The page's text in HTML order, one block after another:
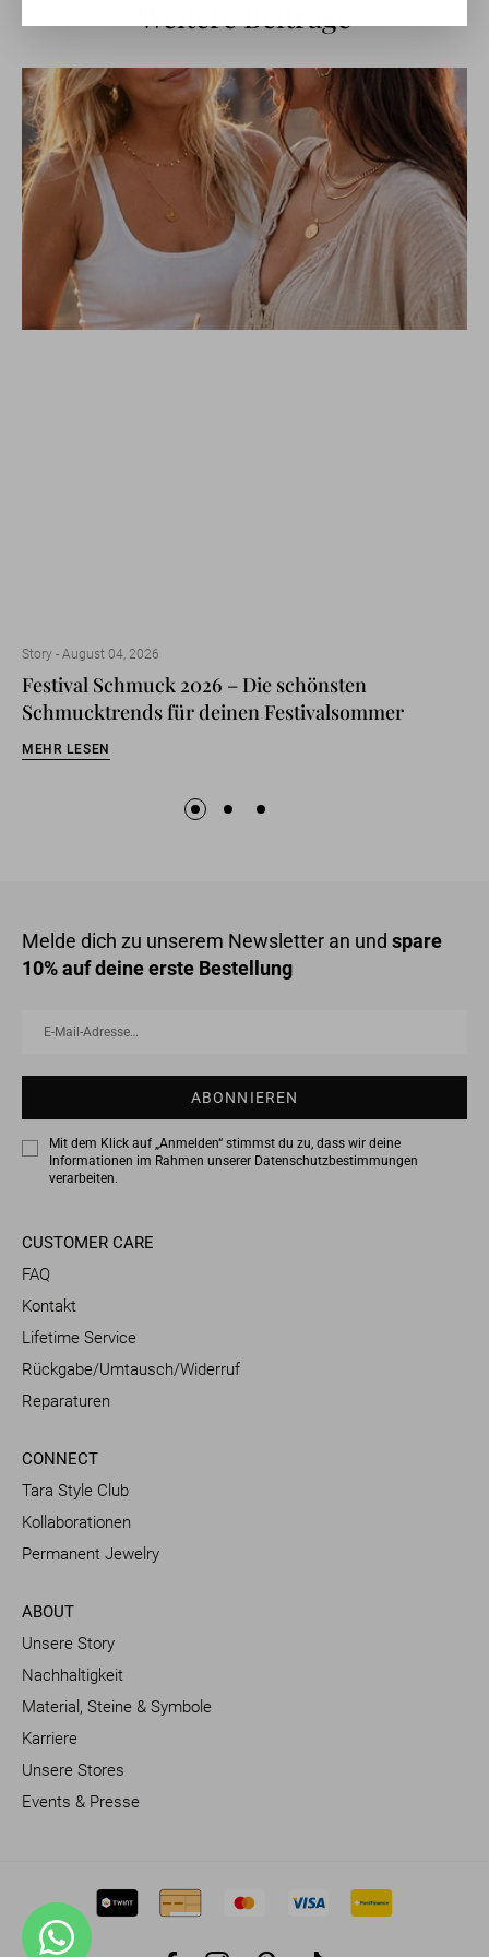
Weitere Beitrage
Story - August 04, 2026
Festival Schmuck 2026 – Die schönsten
Schmucktrends für deinen Festivalsommer
MEHR LESEN
Melde dich zu unserem Newsletter an und spare
10% auf deine erste Bestellung
ABONNIEREN
Mit dem Klick auf „Anmelden“ stimmst du zu, dass wir deine
Informationen im Rahmen unserer Datenschutzbestimmungen
verarbeiten.
CUSTOMER CARE
FAQ
Kontakt
Lifetime Service
Rückgabe/Umtausch/Widerruf
Reparaturen
CONNECT
Tara Style Club
Kollaborationen
Permanent Jewelry
ABOUT
Unsere Story
Nachhaltigkeit
Material, Steine & Symbole
Karriere
Unsere Stores
Events & Presse